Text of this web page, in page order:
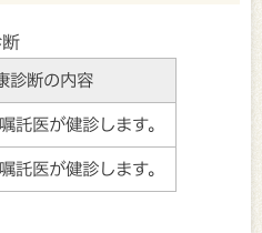
診断の内容
託医が健診します。
託医が健診します。